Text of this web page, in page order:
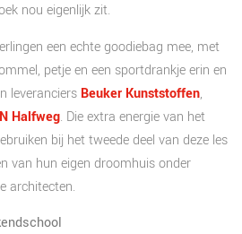
nou eigenlijk zit.
een echte goodiebag mee, met
petje en een sportdrankje erin en
leveranciers Beuker Kunststoffen,
Halfweg. Die extra energie van het
bij het tweede deel van deze les
van hun eigen droomhuis onder
architecten.